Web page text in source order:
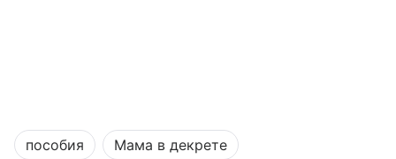
пособия Мама в декрете